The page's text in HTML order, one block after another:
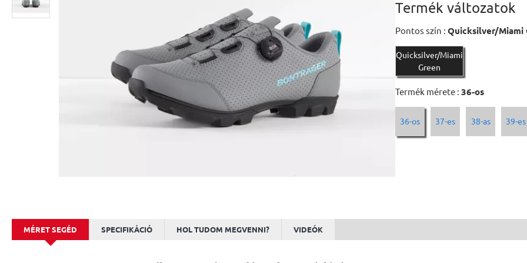
Termék változatok
Pontos szín : Quicksilver/Miami
Quicksilver/Miami
Green
Termék mérete : 36-os
36-os 37-es 38-as 39-es
MÉRET SEGÉD SPECIFIKÁCIÓ HOL TUDOM MEGVENNI? VIDEÓK